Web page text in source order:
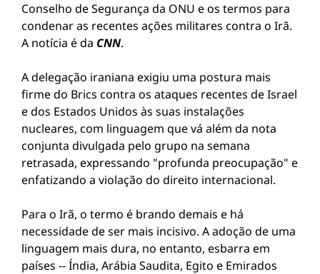
Conselho de Segurança da ONU e os termos para
condenar as recentes ações militares contra o Irã.
A notícia é da CNN.
A delegação iraniana exigiu uma postura mais
firme do Brics contra os ataques recentes de Israel
e dos Estados Unidos às suas instalações
nucleares, com linguagem que vá além da nota
conjunta divulgada pelo grupo na semana
retrasada, expressando "profunda preocupação" e
enfatizando a violação do direito internacional.
Para o Irã, o termo é brando demais e há
necessidade de ser mais incisivo. A adoção de uma
linguagem mais dura, no entanto, esbarra em
países -- Índia, Arábia Saudita, Egito e Emirados